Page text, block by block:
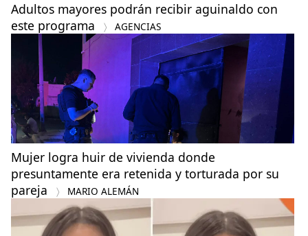
Adultos mayores podrán recibir aguinaldo con
este programa
AGENCIAS
Mujer logra huir de vivienda donde
presuntamente era retenida y torturada por su
pareja
MARIO ALEMÁN